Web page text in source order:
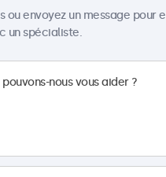
Actualités et mises à jour
Carrière
Conditions de vente
ou envoyez un message pour
un spécialiste.